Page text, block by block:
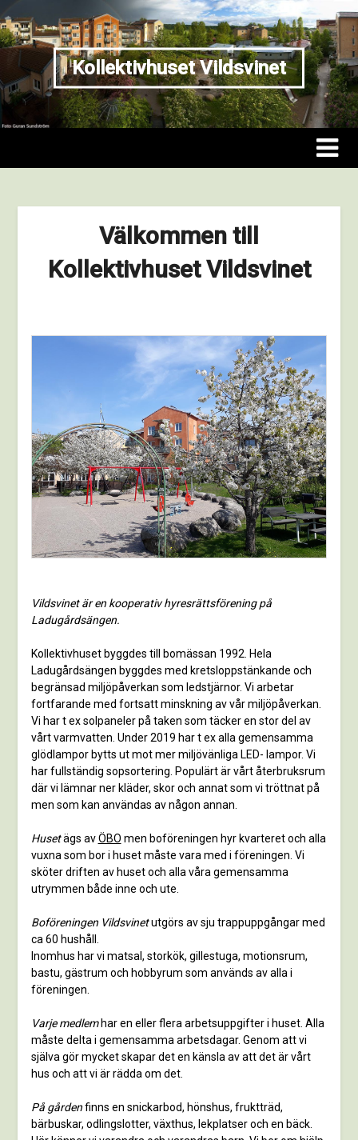
Kollektivhuset Vildsvinet
Välkommen till
Kollektivhuset Vildsvinet
Vildsvinet är en kooperativ hyresrättsförening på
Ladugårdsängen.
Kollektivhuset byggdes till bomässan 1992. Hela
Ladugårdsängen byggdes med kretsloppstänkande och
begränsad miljöpåverkan som ledstjärnor. Vi arbetar
fortfarande med fortsatt minskning av vår miljöpåverkan.
Vi har t ex solpaneler på taken som täcker en stor del av
vårt varmvatten. Under 2019 har t ex alla gemensamma
glödlampor bytts ut mot mer miljövänliga LED- lampor. Vi
har fullständig sopsortering. Populärt är vårt återbruksrum
där vi lämnar ner kläder, skor och annat som vi tröttnat på
men som kan användas av någon annan.
Husetägs avÖBO men boföreningen hyr kvarteret och alla
vuxna som bor i huset måste vara med i föreningen. Vi
sköter driften av huset och alla våra gemensamma
utrymmen både inne och ute.
Boföreningen Vildsvinetutgörs av sju trappuppgångar med
ca 60 hushåll.
Inomhus har vi matsal, storkök, gillestuga, motionsrum,
bastu, gästrum och hobbyrum som används av alla i
föreningen.
Varje medlemhar en eller flera arbetsuppgifter i huset. Alla
måste delta i gemensamma arbetsdagar. Genom att vi
själva gör mycket skapar det en känsla av att det är vårt
hus och att vi är rädda om det.
På gårdenfinns en snickarbod, hönshus, fruktträd,
bärbuskar, odlingslotter, växthus, lekplatser och en bäck.